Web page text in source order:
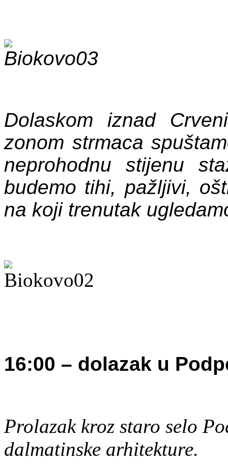
Dolaskom iznad
zonom strmaca
neprohodnu stijenu
budemo tihi, pažljivi,
na koji trenutak
16:00 – dolazak u
Prolazak kroz staro selo
dalmatinske arhitekture.